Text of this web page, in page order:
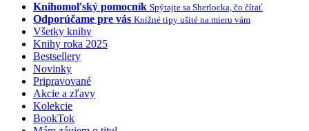
Knihomoľský pomocník Spýtajte sa Sherlocka, čo čítať
Odporúčame pre vás Knižné tipy ušité na mieru vám
Všetky knihy
Knihy roka 2025
Bestsellery
Novinky
Pripravované
Akcie a zľavy
Kolekcie
BookTok